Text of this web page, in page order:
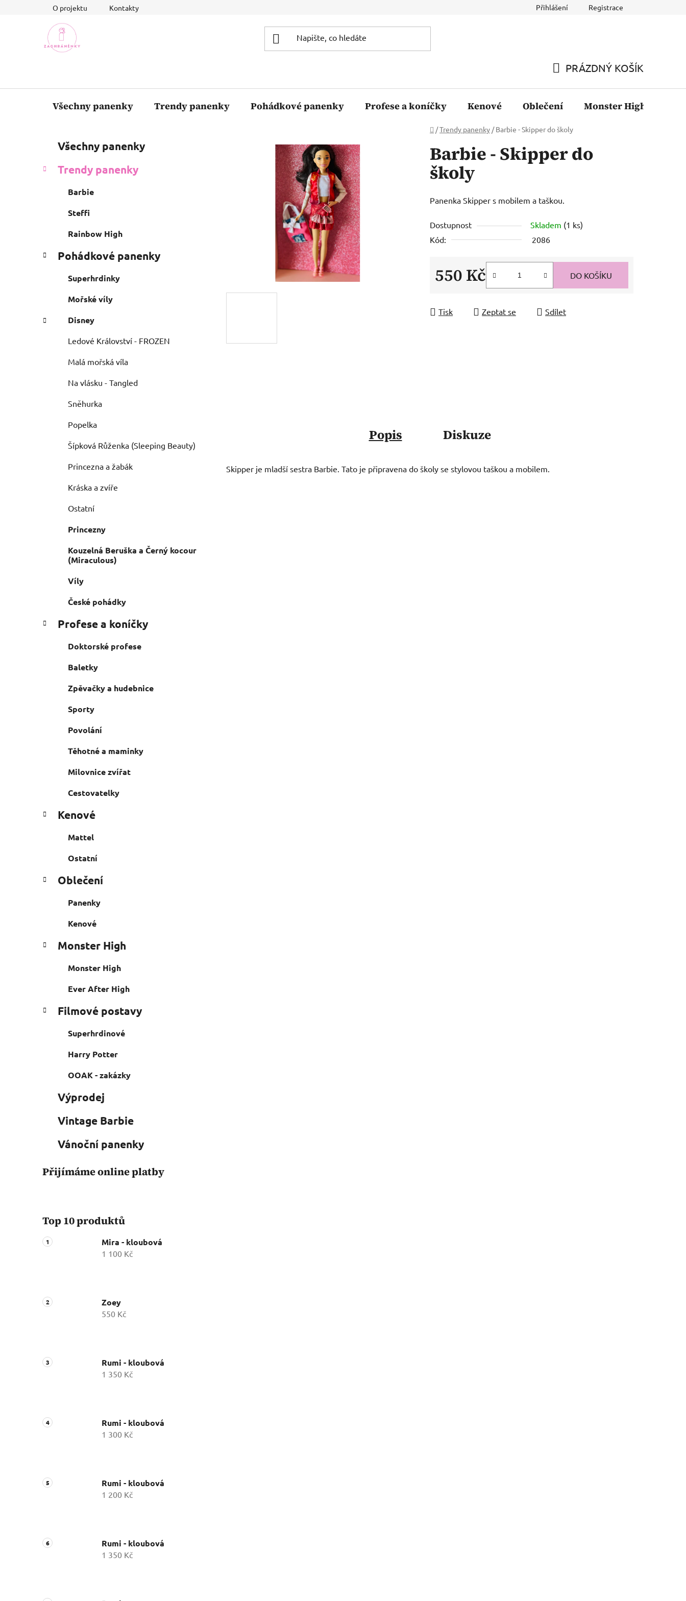
O projektu Kontakty Přihlášení Registrace
KOŠÍK
PRÁZDNÝ KOŠÍK
Všechny panenky Trendy panenky Pohádkové panenky Profese a koníčky Kenové Oblečení Monster High
Domů
/Trendy panenky / Barbie - Skipper do školy
s
p
Přeskočit
kategorie
e
Všechny panenky
Trendy panenky
Barbie
Steffi
Rainbow High
Pohádkové panenky
Superhrdinky
Mořské víly
Disney
Ledové Království - FROZEN
Malá mořská víla
Na vlásku - Tangled
Sněhurka
Popelka
Šípková Růženka (Sleeping Beauty)
Princezna a žabák
Kráska a zvíře
Ostatní
Princezny
Kouzelná Beruška a Černý kocour
(Miraculous)
Víly
České pohádky
Profese a koníčky
Doktorské profese
Baletky
Zpěvačky a hudebnice
Sporty
Povolání
Těhotné a maminky
Milovnice zvířat
Cestovatelky
Kenové
Mattel
Ostatní
Oblečení
Panenky
Kenové
Monster High
Monster High
Ever After High
Filmové postavy
Superhrdinové
Harry Potter
OOAK - zakázky
Výprodej
Vintage Barbie
Vánoční panenky
Přijímáme online platby
Top 10 produktů
Mira - kloubová
1 100 Kč
Zoey
550 Kč
Rumi - kloubová
1 350 Kč
Rumi - kloubová
1 300 Kč
Rumi - kloubová
1 200 Kč
Rumi - kloubová
1 350 Kč
Barbie - Skipper do
školy
Panenka Skipper s mobilem a taškou.
Dostupnost Skladem (1 ks)
Kód:
2086
550 Kč DO KOŠÍKU
Tisk Zeptat se Sdílet
Popis Diskuze
Skipper je mladší sestra Barbie. Tato je připravena do školy se stylovou taškou a mobilem.